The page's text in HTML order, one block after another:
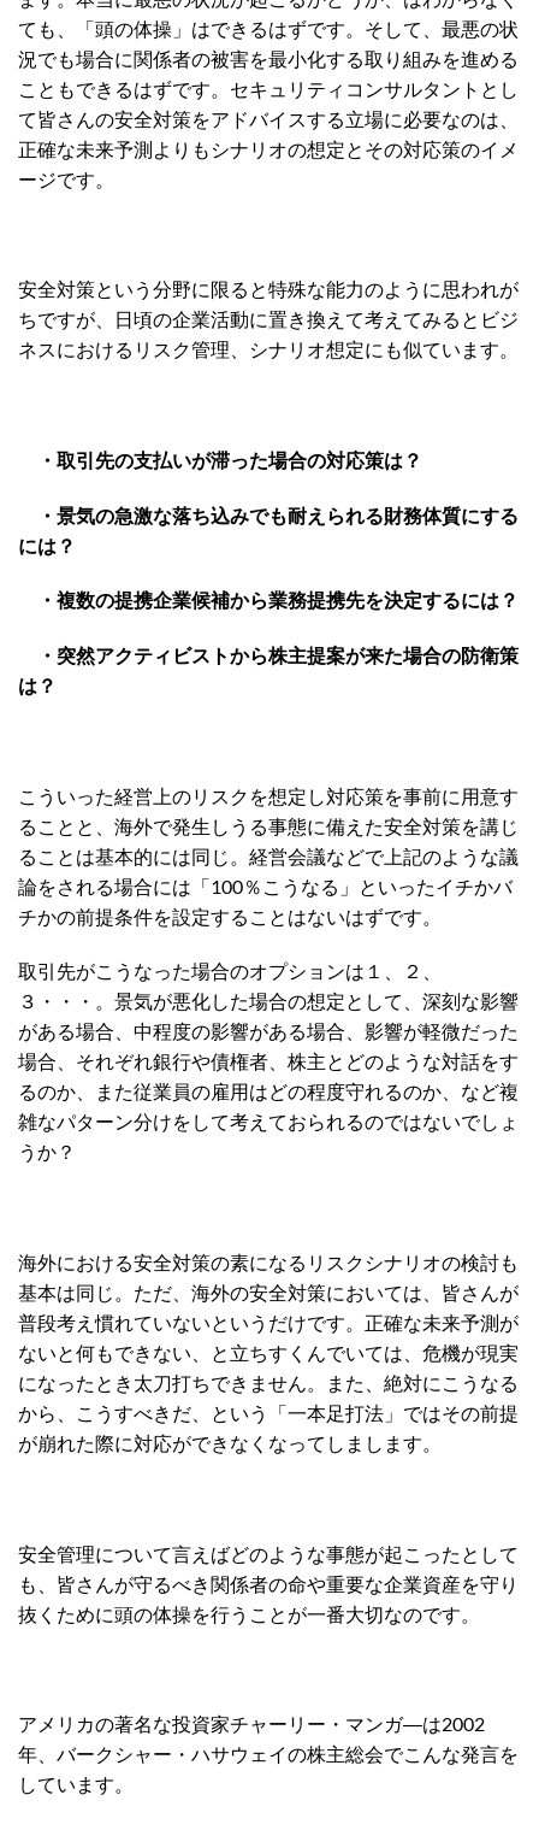
ても、「頭の体操」はできるはずです。そして、最悪の状
況でも場合に関係者の被害を最小化する取り組みを進める
こともできるはずです。セキュリティコンサルタントとし
て皆さんの安全対策をアドバイスする立場に必要なのは、
正確な未来予測よりもシナリオの想定とその対応策のイメ
ージです。
安全対策という分野に限ると特殊な能力のように思われが
ちですが、日頃の企業活動に置き換えて考えてみるとビジ
ネスにおけるリスク管理、シナリオ想定にも似ています。
・取引先の支払いが滞った場合の対応策は？
・景気の急激な落ち込みでも耐えられる財務体質にする
には？
・複数の提携企業候補から業務提携先を決定するには？
・突然アクティビストから株主提案が来た場合の防衛策
は？
こういった経営上のリスクを想定し対応策を事前に用意す
ることと、海外で発生しうる事態に備えた安全対策を講じ
ることは基本的には同じ。経営会議などで上記のような議
論をされる場合には「100％こうなる」といったイチかバ
チかの前提条件を設定することはないはずです。
取引先がこうなった場合のオプションは１、２、
３・・・。景気が悪化した場合の想定として、深刻な影響
がある場合、中程度の影響がある場合、影響が軽微だった
場合、それぞれ銀行や債権者、株主とどのような対話をす
るのか、また従業員の雇用はどの程度守れるのか、など複
雑なパターン分けをして考えておられるのではないでしょ
うか？
海外における安全対策の素になるリスクシナリオの検討も
基本は同じ。ただ、海外の安全対策においては、皆さんが
普段考え慣れていないというだけです。正確な未来予測が
ないと何もできない、と立ちすくんでいては、危機が現実
になったとき太刀打ちできません。また、絶対にこうなる
から、こうすべきだ、という「一本足打法」ではその前提
が崩れた際に対応ができなくなってしまします。
安全管理について言えばどのような事態が起こったとして
も、皆さんが守るべき関係者の命や重要な企業資産を守り
抜くために頭の体操を行うことが一番大切なのです。
アメリカの著名な投資家チャーリー・マンガ―は2002
年、バークシャー・ハサウェイの株主総会でこんな発言を
しています。